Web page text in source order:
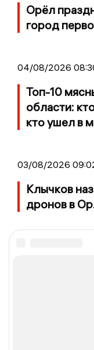
Орёл
город
04/08/2026
Топ-10
области:
кто ушел в
03/08/2026
Клычков
дронов в